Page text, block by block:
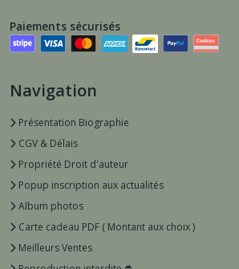
Paiements sécurisés
Navigation
Présentation Biographie
CGV & Délais
Propriété Droit d'auteur
Popup inscription aux actualités
Album photos
Carte cadeau PDF ( Montant aux choix )
Meilleurs Ventes